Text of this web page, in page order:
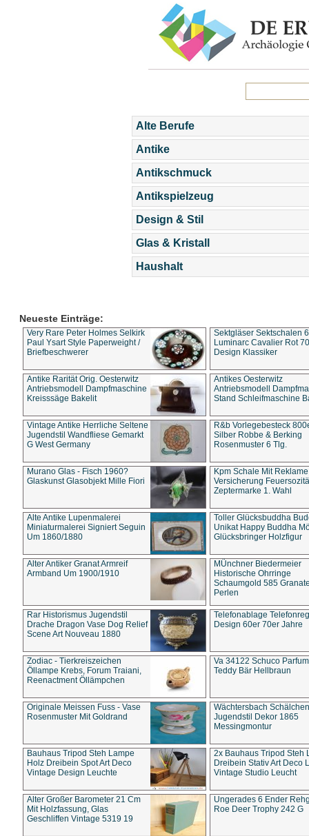
Alte Berufe
Antike
Antikschmuck
Antikspielzeug
Design & Stil
Glas & Kristall
Haushalt
Neueste Einträge:
Very Rare Peter Holmes Selkirk
Paul Ysart Style Paperweight /
Briefbeschwerer
Sektgläser Sektschalen
Luminarc Cavalier Rot
Design Klassiker
Antike Rarität Orig. Oesterwitz
Antriebsmodell Dampfmaschine
Kreisssäge Bakelit
Antikes Oesterwitz
Antriebsmodell
Stand Schleifmaschine
Vintage Antike Herrliche Seltene
Jugendstil Wandfliese Gemarkt
G West Germany
R&b Vorlegebesteck
Silber Robbe & Berking
Rosenmuster 6 Tlg.
Murano Glas - Fisch 1960?
Glaskunst Glasobjekt Mille Fiori
Kpm Schale Mit Reklame
Versicherung
Zeptermarke 1. Wahl
Alte Antike Lupenmalerei
Miniaturmalerei Signiert Seguin
Um 1860/1880
Toller Glücksbuddha
Unikat Happy Buddha
Glücksbringer Holzfigur
Alter Antiker Granat Armreif
Armband Um 1900/1910
MÜnchner Biedermeier
Historische Ohrringe
Schaumgold 585
Perlen
Rar Historismus Jugendstil
Drache Dragon Vase Dog Relief
Scene Art Nouveau 1880
Telefonablage
Design 60er 70er Jahre
Zodiac - Tierkreiszeichen
Öllampe Krebs, Forum Traiani,
Reenactment Öllämpchen
Va 34122 Schuco
Teddy Bär Hellbraun
Originale Meissen Fuss - Vase
Rosenmuster Mit Goldrand
Wächtersbach Schälchen
Jugendstil Dekor 1865
Messingmontur
Bauhaus Tripod Steh Lampe
Holz Dreibein Spot Art Deco
Vintage Design Leuchte
2x Bauhaus Tripod Steh
Dreibein Stativ Art Deco
Vintage Studio Leucht
Alter Großer Barometer 21 Cm
Mit Holzfassung, Glas
Geschliffen Vintage 5319 19
Ungerades 6 Ender
Roe Deer Trophy 242 G